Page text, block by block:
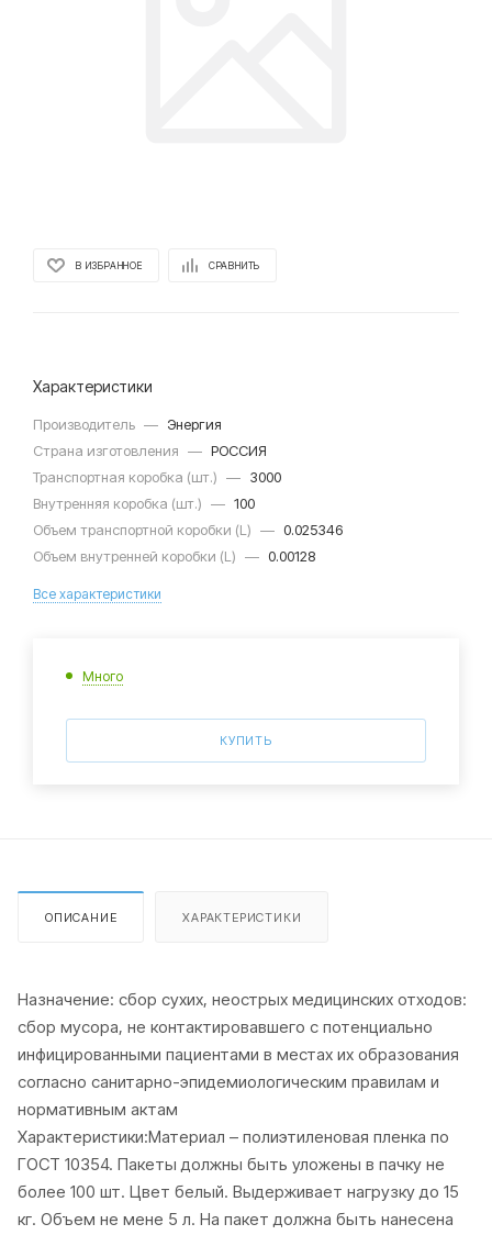
В ИЗБРАННОЕ СРАВНИТЬ
Характеристики
Производитель — Энергия
Страна изготовления — РОССИЯ
Транспортная коробка (шт.) — 3000
Внутренняя коробка (шт.) — 100
Объем транспортной коробки (L) — 0.025346
Объем внутренней коробки (L) — 0.00128
Все характеристики
Много
КУПИТЬ
ОПИСАНИЕ ХАРАКТЕРИСТИКИ
Назначение: сбор сухих, неострых медицинских отходов:
сбор мусора, не контактировавшего с потенциально
инфицированными пациентами в местах их образования
согласно санитарно-эпидемиологическим правилам и
нормативным актам
Характеристики:Материал – полиэтиленовая пленка по
ГОСТ 10354. Пакеты должны быть уложены в пачку не
более 100 шт. Цвет белый. Выдерживает нагрузку до 15
кг. Объем не мене 5 л. На пакет должна быть нанесена